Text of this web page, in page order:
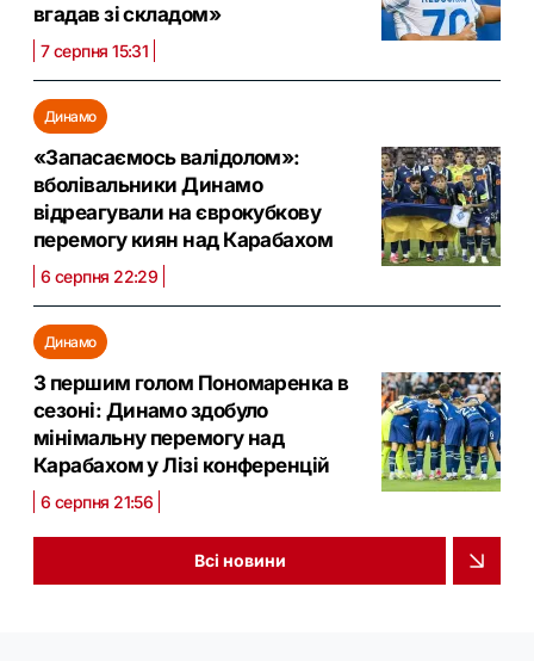
вгадав зі складом»
7 серпня 15:31
Динамо
«Запасаємось валідолом»:
вболівальники Динамо
відреагували на єврокубкову
перемогу киян над Карабахом
6 серпня 22:29
Динамо
З першим голом Пономаренка в
сезоні: Динамо здобуло
мінімальну перемогу над
Карабахом у Лізі конференцій
6 серпня 21:56
Всі новини